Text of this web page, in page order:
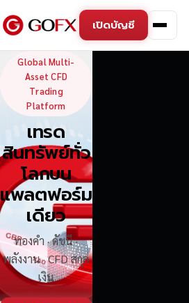
เปิดบัญชี
GoFX —
Global Multi-
Asset CFD
Trading
Platform
เทรด
สินทรัพย์ทั่ว
โลกบน
แพลตฟอร์ม
เดียว
ทองคำ · ดัชนี ·
พลังงาน · CFD สกุล
เงิน